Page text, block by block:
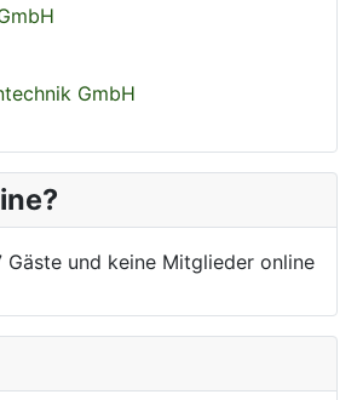
GmbH
Gäste und keine Mitglieder online